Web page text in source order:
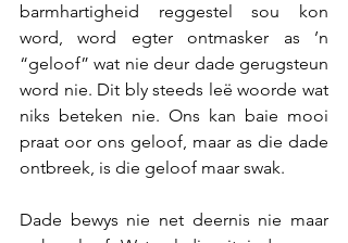
barmhartigheid reggestel sou kon
word, word egter ontmasker as ’n
“geloof” wat nie deur dade gerugsteun
word nie. Dit bly steeds leë woorde wat
niks beteken nie. Ons kan baie mooi
praat oor ons geloof, maar as die dade
ontbreek, is die geloof maar swak.
Dade bewys nie net deernis nie maar